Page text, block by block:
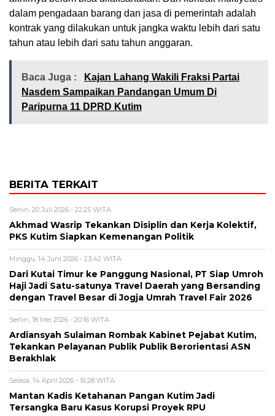
dalam pengadaan barang dan jasa di pemerintah adalah
kontrak yang dilakukan untuk jangka waktu lebih dari satu
tahun atau lebih dari satu tahun anggaran.
Baca Juga :
Kajan Lahang Wakili Fraksi Partai
Nasdem Sampaikan Pandangan Umum Di
Paripurna 11 DPRD Kutim
BERITA TERKAIT
Senin, 20 Juli 2026 - 22:25 WITA
Akhmad Wasrip Tekankan Disiplin dan Kerja Kolektif,
PKS Kutim Siapkan Kemenangan Politik
Minggu, 14 Juni 2026 - 23:42 WITA
Dari Kutai Timur ke Panggung Nasional, PT Siap Umroh
Haji Jadi Satu-satunya Travel Daerah yang Bersanding
dengan Travel Besar di Jogja Umrah Travel Fair 2026
Senin, 18 Mei 2026 - 20:16 WITA
Ardiansyah Sulaiman Rombak Kabinet Pejabat Kutim,
Tekankan Pelayanan Publik Publik Berorientasi ASN
Berakhlak
Selasa, 14 April 2026 - 16:28 WITA
Mantan Kadis Ketahanan Pangan Kutim Jadi
Tersangka Baru Kasus Korupsi Proyek RPU